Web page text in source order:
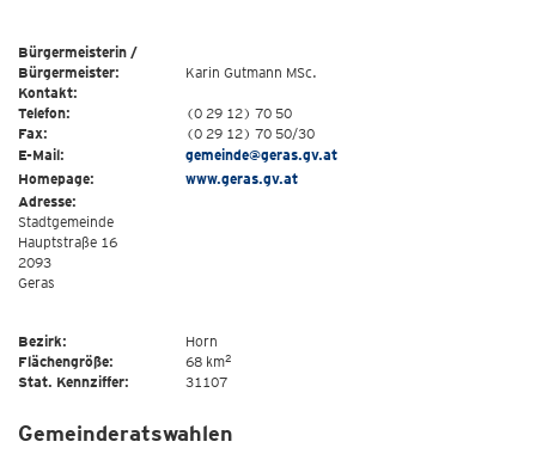
Bürgermeisterin /
Bürgermeister:
Karin Gutmann MSc.
Kontakt:
Telefon:
(0 29 12) 70 50
Fax:
(0 29 12) 70 50/30
E-Mail:
gemeinde@geras.gv.at
Homepage:
www.geras.gv.at
Adresse:
Stadtgemeinde
Hauptstraße 16
2093
Geras
Bezirk:
Horn
Flächengröße:
68 km2
Stat. Kennziffer: 31107
Gemeinderatswahlen